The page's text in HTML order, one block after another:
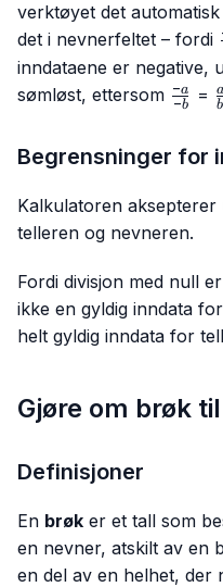
verktøyet det
det i nevnerfeltet – fordi
inndataene er negative,
sømløst, ettersom
a}{-b}
−b
−a = b
a
Begrensninger for
Kalkulatoren
telleren og nevneren.
Fordi divisjon med null
ikke en gyldig inndata
helt gyldig inndata for
Gjøre om brøk
Definisjoner
En brøk er et tall som
en nevner, atskilt av en
en del av en helhet, der